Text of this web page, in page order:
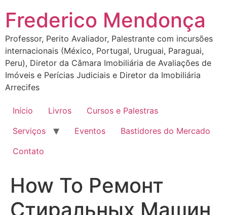
para
conteúdo
Frederico Mendonça
Professor, Perito Avaliador, Palestrante com incursões
internacionais (México, Portugal, Uruguai, Paraguai,
Peru), Diretor da Câmara Imobiliária de Avaliações de
Imóveis e Perícias Judiciais e Diretor da Imobiliária
Arrecifes
Início Livros
Cursos e Palestras
Serviços
Eventos
Bastidores do Mercado
Contato
How To Ремонт
Стиральных Машин